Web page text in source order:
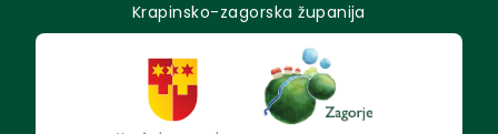
Krapinsko-zagorska županija